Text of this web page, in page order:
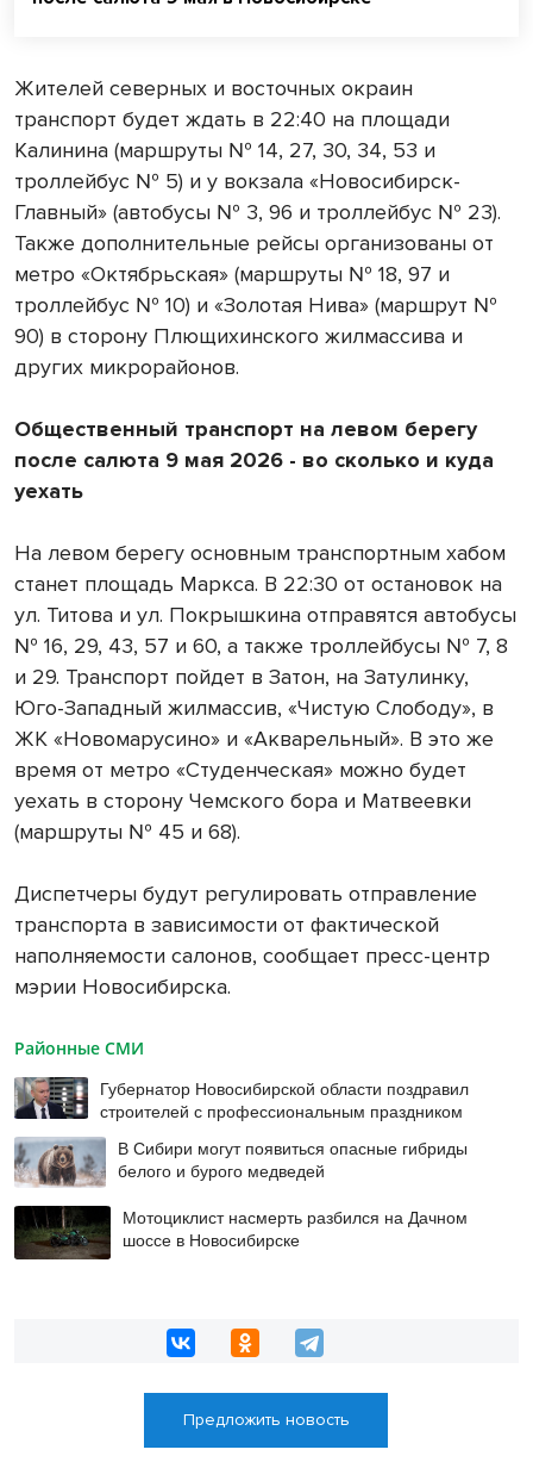
Жителей северных и восточных окраин
транспорт будет ждать в 22:40 на площади
Калинина (маршруты № 14, 27, 30, 34, 53 и
троллейбус № 5) и у вокзала «Новосибирск-
Главный» (автобусы № 3, 96 и троллейбус № 23).
Также дополнительные рейсы организованы от
метро «Октябрьская» (маршруты № 18, 97 и
троллейбус № 10) и «Золотая Нива» (маршрут №
90) в сторону Плющихинского жилмассива и
других микрорайонов.
Общественный транспорт на левом берегу
после салюта 9 мая 2026 - во сколько и куда
уехать
На левом берегу основным транспортным хабом
станет площадь Маркса. В 22:30 от остановок на
ул. Титова и ул. Покрышкина отправятся автобусы
№ 16, 29, 43, 57 и 60, а также троллейбусы № 7, 8
и 29. Транспорт пойдет в Затон, на Затулинку,
Юго-Западный жилмассив, «Чистую Слободу», в
ЖК «Новомарусино» и «Акварельный». В это же
время от метро «Студенческая» можно будет
уехать в сторону Чемского бора и Матвеевки
(маршруты № 45 и 68).
Диспетчеры будут регулировать отправление
транспорта в зависимости от фактической
наполняемости салонов, сообщает пресс-центр
мэрии Новосибирска.
Районные СМИ
Губернатор Новосибирской области поздравил
строителей с профессиональным праздником
В Сибири могут появиться опасные гибриды
белого и бурого медведей
Мотоциклист насмерть разбился на Дачном
шоссе в Новосибирске
Предложить новость